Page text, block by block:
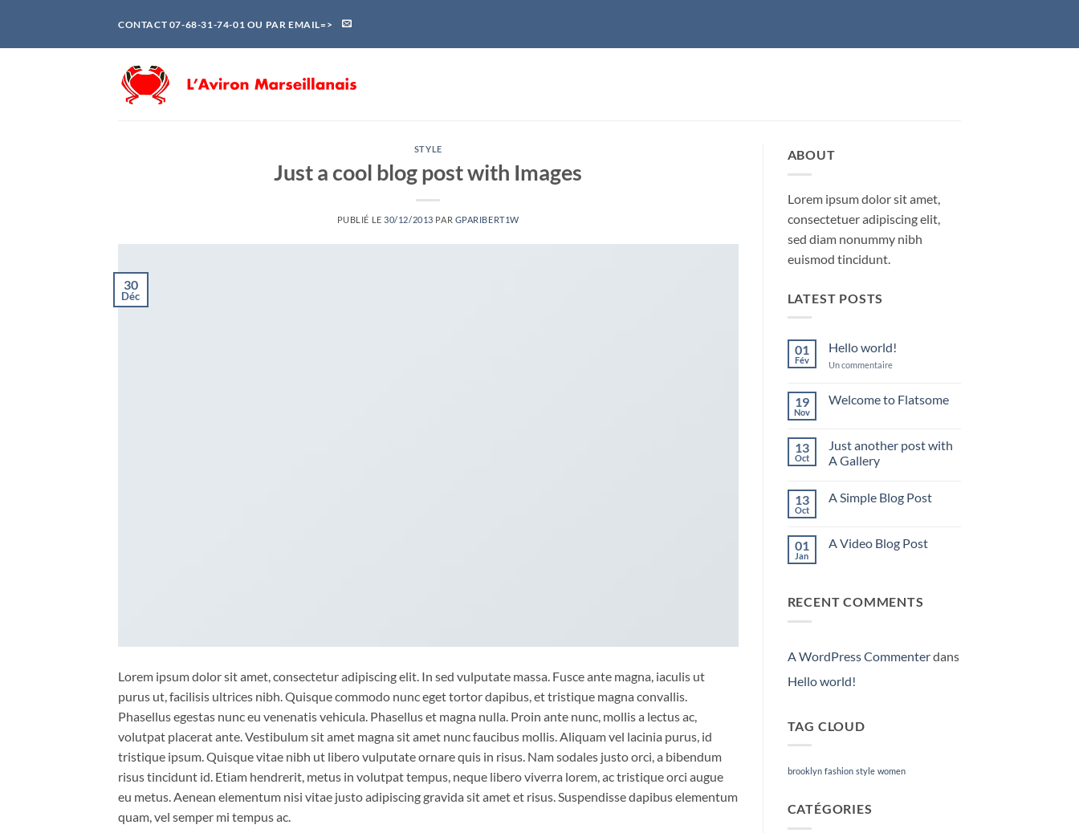
contenu
CONTACT 07-68-31-74-01 OU PAR EMAIL=>
STYLE
Just a cool blog post with Images
PUBLIÉ LE 30/12/2013 PAR GPARIBERT1W
30
Déc
Lorem ipsum dolor sit amet, consectetur adipiscing elit. In sed vulputate massa. Fusce ante magna, iaculis ut
purus ut, facilisis ultrices nibh. Quisque commodo nunc eget tortor dapibus, et tristique magna convallis.
Phasellus egestas nunc eu venenatis vehicula. Phasellus et magna nulla. Proin ante nunc, mollis a lectus ac,
volutpat placerat ante. Vestibulum sit amet magna sit amet nunc faucibus mollis. Aliquam vel lacinia purus, id
tristique ipsum. Quisque vitae nibh ut libero vulputate ornare quis in risus. Nam sodales justo orci, a bibendum
risus tincidunt id. Etiam hendrerit, metus in volutpat tempus, neque libero viverra lorem, ac tristique orci augue
eu metus. Aenean elementum nisi vitae justo adipiscing gravida sit amet et risus. Suspendisse dapibus elementum
quam, vel semper mi tempus ac.
ABOUT
Lorem ipsum dolor sit amet,
consectetuer adipiscing elit,
sed diam nonummy nibh
euismod tincidunt.
LATEST POSTS
01
Fév
Hello world!
Un commentairesur
19
Nov
Welcome to Flatsome
Welcome
to
Flatsome
13
Oct
Just another post with
A Gallery
sur
with
A
13
Oct
A Simple Blog Post
A
01
Jan
A Video Blog Post
Video
RECENT COMMENTS
A WordPress Commenterdans
Hello world!
TAG CLOUD
brooklyn fashion style women
CATÉGORIES